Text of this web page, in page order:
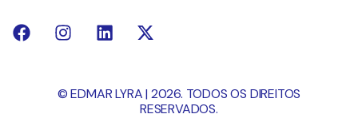
© EDMAR LYRA | 2026. TODOS OS DIREITOS
RESERVADOS.